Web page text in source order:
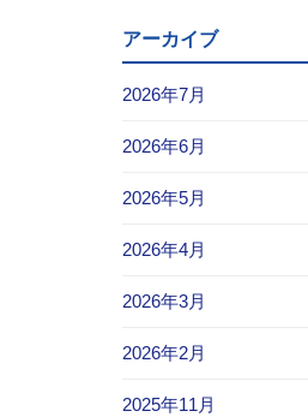
アーカイブ
2026年7月
2026年6月
2026年5月
2026年4月
2026年3月
2026年2月
2025年11月